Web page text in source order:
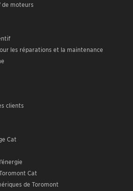
de moteurs
les réparations et la maintenance
clients
Cat
Cat
de Toromont